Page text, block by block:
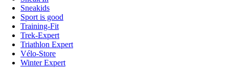
Sneakids
Sport is good
Training-Fit
Trek-Expert
Triathlon Expert
Vélo-Store
Winter Expert